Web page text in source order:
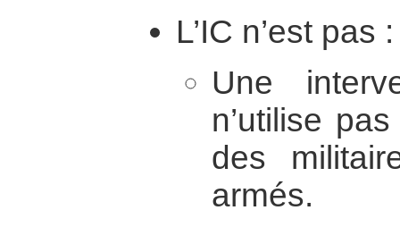
L’IC n’est pas :
Une
n’utilise
des
armés.